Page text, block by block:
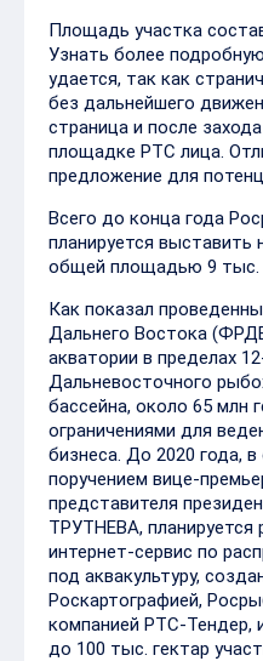
Площадь участка
Узнать более
удается, так как
без дальнейшего
страница и после
площадке РТС лица.
предложение для
Всего до конца года
планируется выставить
общей площадью 9 тыс.
Как показал
Дальнего Востока
акватории в пределах
Дальневосточного
бассейна, около 65 млн
ограничениями для
бизнеса. До 2020 года,
поручением вице-
представителя
ТРУТНЕВА, планируется
интернет-сервис по
под аквакультуру,
Роскартографией,
компанией РТС-Тендер,
до 100 тыс. гектар